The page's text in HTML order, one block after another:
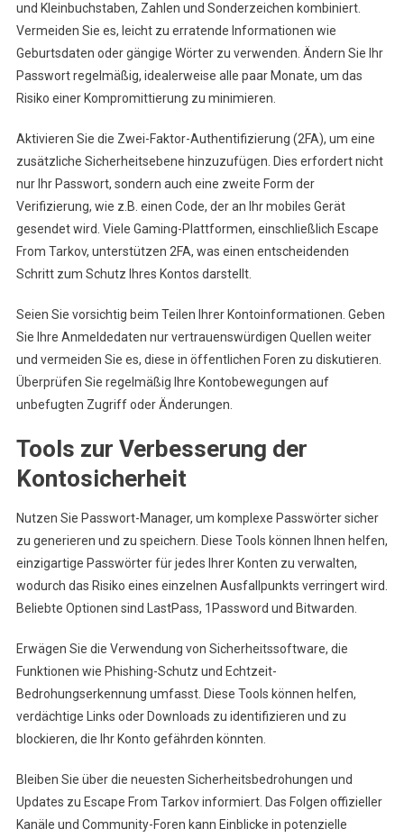
und Kleinbuchstaben, Zahlen und Sonderzeichen kombiniert.
Vermeiden Sie es, leicht zu erratende Informationen wie
Geburtsdaten oder gängige Wörter zu verwenden. Ändern Sie Ihr
Passwort regelmäßig, idealerweise alle paar Monate, um das
Risiko einer Kompromittierung zu minimieren.
Aktivieren Sie die Zwei-Faktor-Authentifizierung (2FA), um eine
zusätzliche Sicherheitsebene hinzuzufügen. Dies erfordert nicht
nur Ihr Passwort, sondern auch eine zweite Form der
Verifizierung, wie z.B. einen Code, der an Ihr mobiles Gerät
gesendet wird. Viele Gaming-Plattformen, einschließlich Escape
From Tarkov, unterstützen 2FA, was einen entscheidenden
Schritt zum Schutz Ihres Kontos darstellt.
Seien Sie vorsichtig beim Teilen Ihrer Kontoinformationen. Geben
Sie Ihre Anmeldedaten nur vertrauenswürdigen Quellen weiter
und vermeiden Sie es, diese in öffentlichen Foren zu diskutieren.
Überprüfen Sie regelmäßig Ihre Kontobewegungen auf
unbefugten Zugriff oder Änderungen.
Tools zur Verbesserung der
Kontosicherheit
Nutzen Sie Passwort-Manager, um komplexe Passwörter sicher
zu generieren und zu speichern. Diese Tools können Ihnen helfen,
einzigartige Passwörter für jedes Ihrer Konten zu verwalten,
wodurch das Risiko eines einzelnen Ausfallpunkts verringert wird.
Beliebte Optionen sind LastPass, 1Password und Bitwarden.
Erwägen Sie die Verwendung von Sicherheitssoftware, die
Funktionen wie Phishing-Schutz und Echtzeit-
Bedrohungserkennung umfasst. Diese Tools können helfen,
verdächtige Links oder Downloads zu identifizieren und zu
blockieren, die Ihr Konto gefährden könnten.
Bleiben Sie über die neuesten Sicherheitsbedrohungen und
Updates zu Escape From Tarkov informiert. Das Folgen offizieller
Kanäle und Community-Foren kann Einblicke in potenzielle